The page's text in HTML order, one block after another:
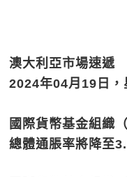
澳大利亞市場速遞
2024年04月 19 日
國際貨幣基金組織
總體通脹率將降至